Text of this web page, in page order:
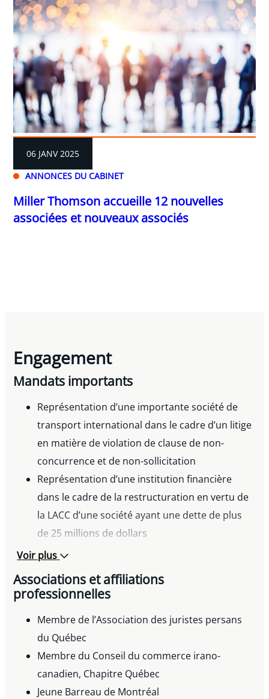
ANNONCES DU CABINET
06 JANV 2025
Miller Thomson accueille 12 nouvelles
associées et nouveaux associés
Engagement
Mandats importants
Représentation d’une importante société de
transport international dans le cadre d’un litige
en matière de violation de clause de non-
concurrence et de non-sollicitation
Représentation d’une institution financière
dans le cadre de la restructuration en vertu de
la LACC d’une société ayant une dette de plus
de 25 millions de dollars
Représentation devant la Cour Suprême du
Représentation d’un actionnaire minoritaire
action dérivée
Conseils juridiques et stratégiques auprès d’un
franchisé dans la gestion de ses affaires
commerciales
Voir plus
Associations et affiliations
professionnelles
Membre de l’Association des juristes persans
du Québec
Membre du Conseil du commerce irano-
canadien, Chapitre Québec
Jeune Barreau de Montréal